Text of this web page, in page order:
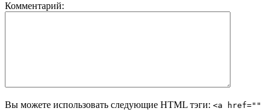
Комментарий:
Вы можете использовать следующие HTML тэги: <a href=""